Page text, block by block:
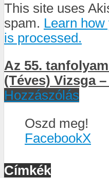
This site uses
spam. Learn
is processed.
Az 55.
(Téves) Vizsga
Hozzászólás
Oszd meg!
FacebookX
Címkék